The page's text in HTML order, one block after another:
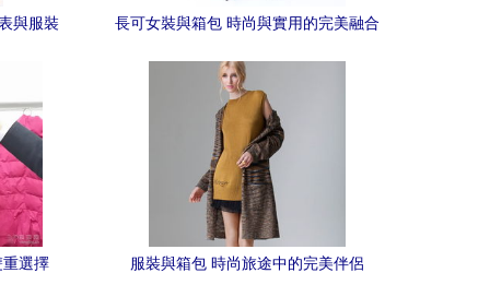
與服裝 長可女裝與箱包 時尚與實用的完美融合
選擇 服裝與箱包 時尚旅途中的完美伴侶